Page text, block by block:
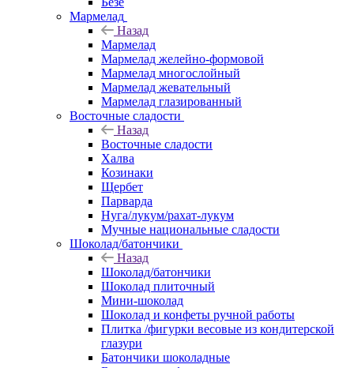
Мармелад
Назад
Мармелад
Мармелад желейно-формовой
Мармелад многослойный
Мармелад жевательный
Мармелад глазированный
Восточные сладости
Назад
Восточные сладости
Халва
Козинаки
Щербет
Парварда
Нуга/лукум/рахат-лукум
Мучные национальные сладости
Шоколад/батончики
Назад
Шоколад/батончики
Шоколад плиточный
Мини-шоколад
Шоколад и конфеты ручной работы
Плитка /фигурки весовые из кондитерской
глазури
Батончики шоколадные